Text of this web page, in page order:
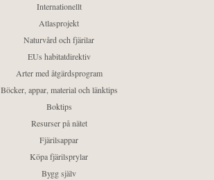
Internationellt
Atlasprojekt
Naturvård och fjärilar
EUs habitatdirektiv
Arter med åtgärdsprogram
Böcker, appar, material och länktips
Boktips
Resurser på nätet
Fjärilsappar
Köpa fjärilsprylar
Bygg själv